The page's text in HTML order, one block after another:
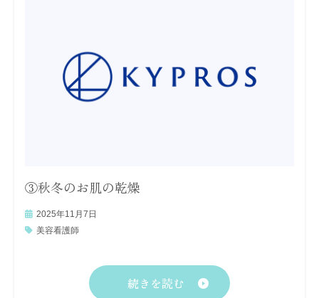
③秋冬のお肌の乾燥
2025年11月7日
美容看護師
続きを読む